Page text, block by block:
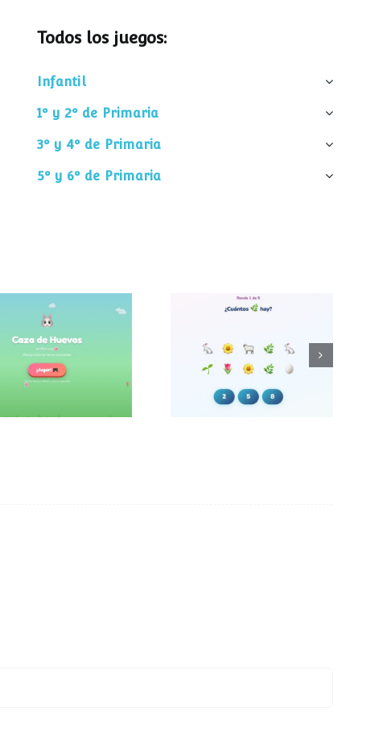
Todos los juegos:
Infantil
1º y 2º de Primaria
3º y 4º de Primaria
5º y 6º de Primaria
Caza de huevos
¿Cuántos
elementos hay?